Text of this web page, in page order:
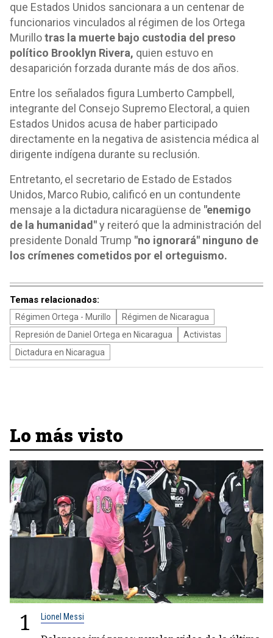
que Estados Unidos sancionara a un centenar de
funcionarios vinculados al régimen de los Ortega
Murillotras la muerte bajo custodia del preso
político Brooklyn Rivera, quien estuvo en
desaparición forzada durante más de dos años.
Entre los señalados figura Lumberto Campbell,
integrante del Consejo Supremo Electoral, a quien
Estados Unidos acusa de haber participado
directamente en la negativa de asistencia médica al
dirigente indígena durante su reclusión.
Entretanto, el secretario de Estado de Estados
Unidos, Marco Rubio, calificó en un contundente
mensaje a la dictadura nicaragüense de "enemigo
de la humanidad"y reiteró que la administración del
presidente Donald Trump "no ignorará" ninguno de
los crímenes cometidos por el orteguismo.
Temas relacionados:
Régimen Ortega - Murillo
Régimen de Nicaragua
Represión de Daniel Ortega en Nicaragua
Activistas
Dictadura en Nicaragua
Lo más visto
1 Lionel Messi